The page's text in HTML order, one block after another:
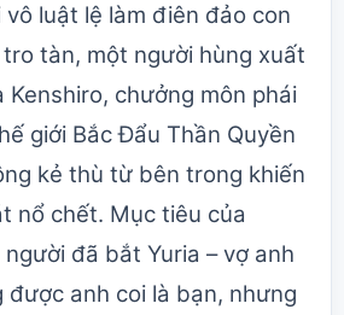
luật lệ làm điên đảo con
tàn, một người hùng xuất
Kenshiro, chưởng môn phái
giới Bắc Đẩu Thần Quyền
kẻ thù từ bên trong khiến
nổ chết. Mục tiêu của
đã bắt Yuria – vợ anh
được anh coi là bạn, nhưng